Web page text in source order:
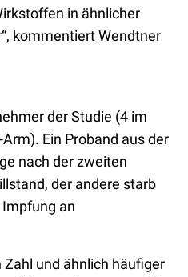
in ähnlicher
kommentiert Wendtner
der Studie (4 im
Ein Proband aus der
nach der zweiten
der andere starb
an
und ähnlich häufiger